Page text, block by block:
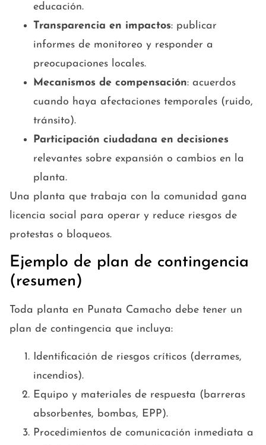
educación.
Transparencia en impactos: publicar
informes de monitoreo y responder a
preocupaciones locales.
Mecanismos de compensación: acuerdos
cuando haya afectaciones temporales (ruido,
tránsito).
Participación ciudadana en decisiones
relevantes sobre expansión o cambios en la
planta.
Una planta que trabaja con la comunidad gana
licencia social para operar y reduce riesgos de
protestas o bloqueos.
Ejemplo de plan de contingencia
(resumen)
Toda planta en Punata Camacho debe tener un
plan de contingencia que incluya:
Identificación de riesgos críticos (derrames,
incendios).
Equipo y materiales de respuesta (barreras
absorbentes, bombas, EPP).
Procedimientos de comunicación inmediata a